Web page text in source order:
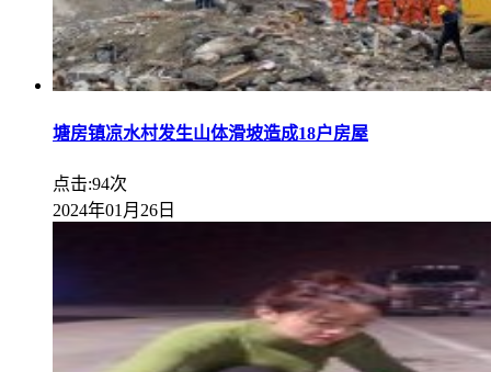
塘房镇凉水村发生山体滑坡造成18户房屋
点击:94次
2024年01月26日